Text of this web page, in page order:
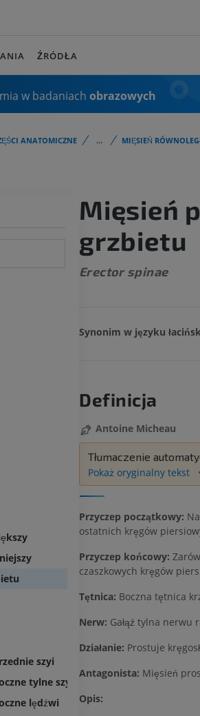
ŹRÓDŁA
w badaniach obrazowych
ANATOMICZNE ... MIĘSIEŃ
szyi
tylne szyi
lędźwi
Mięsień
grzbietu
Erector spinae
Synonim w języku
Definicja
Antoine Micheau
Tłumaczenie
Pokaż oryginalny tekst
Przyczep początkowy:
ostatnich kręgów
Przyczep końcowy:
czaszkowych kręgów
Tętnica: Boczna tętnica
Nerw: Gałąź tylna nerwu
Działanie: Prostuje
Antagonista: Mięsień
Opis: